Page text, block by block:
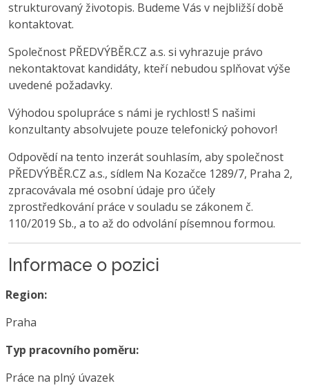
strukturovaný životopis. Budeme Vás v nejbližší době
kontaktovat.
Společnost PŘEDVÝBĚR.CZ a.s. si vyhrazuje právo
nekontaktovat kandidáty, kteří nebudou splňovat výše
uvedené požadavky.
Výhodou spolupráce s námi je rychlost! S našimi
konzultanty absolvujete pouze telefonický pohovor!
Odpovědí na tento inzerát souhlasím, aby společnost
PŘEDVÝBĚR.CZ a.s., sídlem Na Kozačce 1289/7, Praha 2,
zpracovávala mé osobní údaje pro účely
zprostředkování práce v souladu se zákonem č.
110/2019 Sb., a to až do odvolání písemnou formou.
Informace o pozici
Region:
Praha
Typ pracovního poměru:
Práce na plný úvazek